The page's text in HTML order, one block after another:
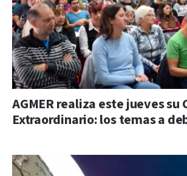
AGMER realiza este jueves su
Extraordinario: los temas a